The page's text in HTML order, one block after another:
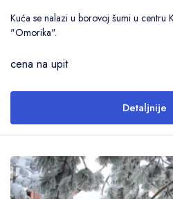
Kuća se nalazi u borovoj šumi u centru
"Omorika".
cena na upit
Detaljnije